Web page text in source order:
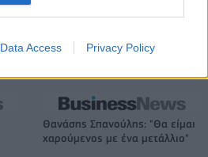
Data Access Privacy Policy
Θανάσης Σπανούλης: "Θα είμαι
χαρούμενος με ένα μετάλλιο"